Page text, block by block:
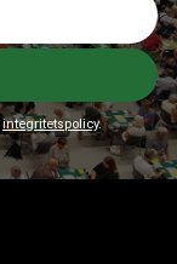
integritetspolicy.